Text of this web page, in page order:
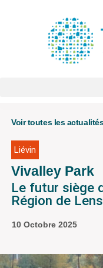
Voir toutes les
Liévin
Vivalley Park
Le futur siège
Région de
10 Octobre 2025